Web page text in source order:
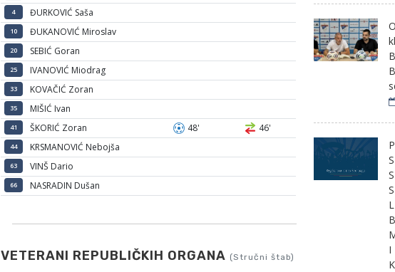
4 ĐURKOVIĆ Saša
10 ĐUKANOVIĆ Miroslav
20 SEBIĆ Goran
25 IVANOVIĆ Miodrag
33 KOVAČIĆ Zoran
35 MIŠIĆ Ivan
41 ŠKORIĆ Zoran 48' 46'
44 KRSMANOVIĆ Nebojša
63 VINŠ Dario
66 NASRADIN Dušan
VETERANI REPUBLIČKIH ORGANA (Stručni štab)
I